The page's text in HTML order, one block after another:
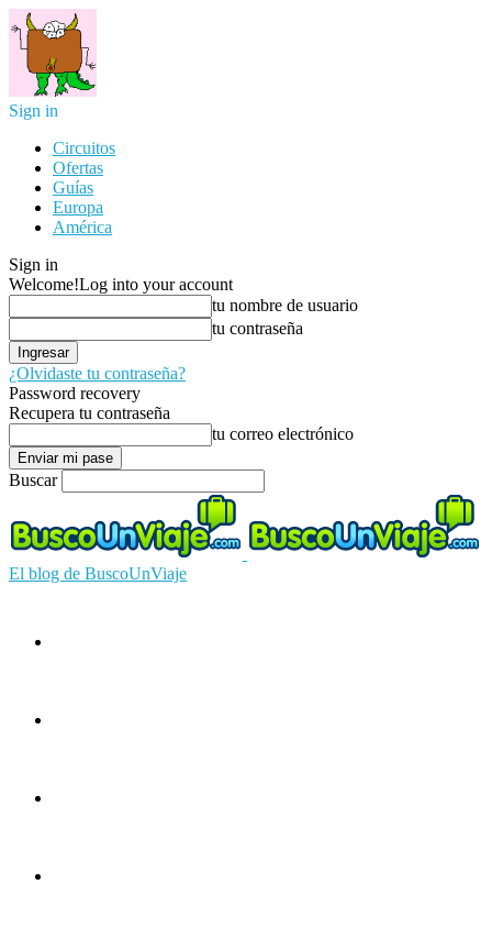
Sign in
Circuitos
Ofertas
Guías
Europa
América
Sign in
Welcome!Log into your account
tu nombre de usuario
tu contraseña
¿Olvidaste tu contraseña?
Password recovery
Recupera tu contraseña
tu correo electrónico
Buscar
El blog de BuscoUnViaje